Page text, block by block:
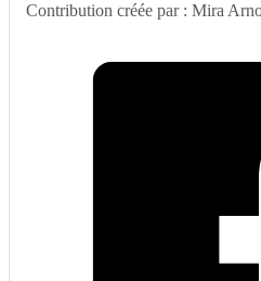
Contribution créée par : Mira